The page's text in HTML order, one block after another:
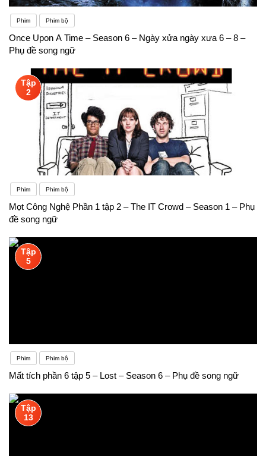
Phim Phim bộ
Once Upon A Time – Season 6 – Ngày xửa ngày xưa 6 – 8 –
Phụ đề song ngữ
Tập
2
Phim Phim bộ
Mọt Công Nghệ Phần 1 tập 2 – The IT Crowd – Season 1 – Phụ
đề song ngữ
Tập
5
Phim Phim bộ
Mất tích phần 6 tập 5 – Lost – Season 6 – Phụ đề song ngữ
Tập
13